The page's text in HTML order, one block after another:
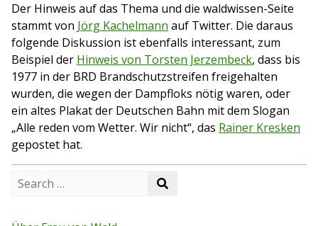
Der Hinweis auf das Thema und die waldwissen-Seite
stammt von Jörg Kachelmann auf Twitter. Die daraus
folgende Diskussion ist ebenfalls interessant, zum
Beispiel der Hinweis von Torsten Jerzembeck, dass bis
1977 in der BRD Brandschutzstreifen freigehalten
wurden, die wegen der Dampfloks nötig waren, oder
ein altes Plakat der Deutschen Bahn mit dem Slogan
„Alle reden vom Wetter. Wir nicht“, das Rainer Kresken
gepostet hat.